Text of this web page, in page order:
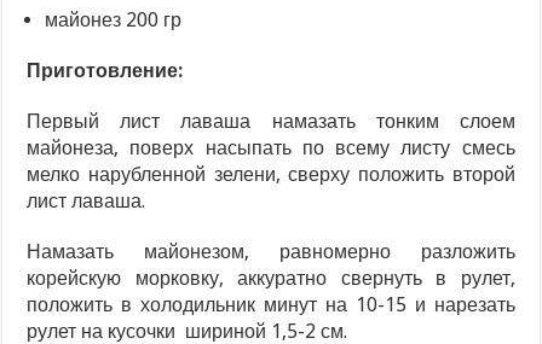
майонез 200 гр
Приготовление:
Первый лист лаваша намазать тонким слоем
майонеза, поверх насыпать по всему листу смесь
мелко нарубленной зелени, сверху положить второй
лист лаваша.
Намазать майонезом, равномерно разложить
корейскую морковку, аккуратно свернуть в рулет,
положить в холодильник минут на 10-15 и нарезать
рулет на кусочки шириной 1,5-2 см.